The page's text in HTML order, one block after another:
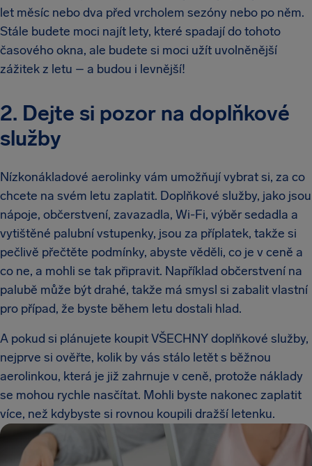
let měsíc nebo dva před vrcholem sezóny nebo po něm.
Stále budete moci najít lety, které spadají do tohoto
časového okna, ale budete si moci užít uvolněnější
zážitek z letu – a budou i levnější!
2. Dejte si pozor na doplňkové
služby
Nízkonákladové aerolinky vám umožňují vybrat si, za co
chcete na svém letu zaplatit. Doplňkové služby, jako jsou
nápoje, občerstvení, zavazadla, Wi-Fi, výběr sedadla a
vytištěné palubní vstupenky, jsou za příplatek, takže si
pečlivě přečtěte podmínky, abyste věděli, co je v ceně a
co ne, a mohli se tak připravit. Například občerstvení na
palubě může být drahé, takže má smysl si zabalit vlastní
pro případ, že byste během letu dostali hlad.
A pokud si plánujete koupit VŠECHNY doplňkové služby,
nejprve si ověřte, kolik by vás stálo letět s běžnou
aerolinkou, která je již zahrnuje v ceně, protože náklady
se mohou rychle nasčítat. Mohli byste nakonec zaplatit
více, než kdybyste si rovnou koupili dražší letenku.